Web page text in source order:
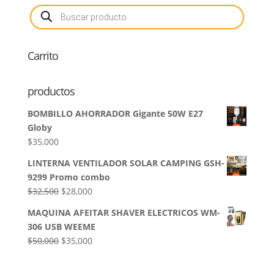
Búsqueda
de
productos
Carrito
productos
BOMBILLO AHORRADOR Gigante 50W E27
Globy
$35,000
LINTERNA VENTILADOR SOLAR CAMPING GSH-
9299 Promo combo
$32,500 El
original
era:
$32,500.
$28,000El
actual
es:
$28,000.
MAQUINA AFEITAR SHAVER ELECTRICOS WM-
306 USB WEEME
$50,000 El
$35,000El